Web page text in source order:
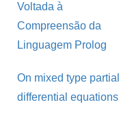
Voltada à
Compreensão da
Linguagem Prolog
On mixed type partial
differential equations